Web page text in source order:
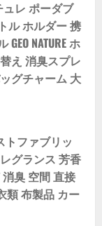
ュレ ポーダブ
ル ホルダー 携
NATURE ホ
え 消臭スプレ
グチャーム 大
トファブリッ
グランス 芳香
臭 空間 直接
類 布製品 カー